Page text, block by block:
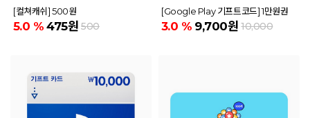
[컬쳐캐쉬] 500원
5.0 % 475원 500
[Google Play 기프트코드] 1만원권
3.0 % 9,700원 10,000